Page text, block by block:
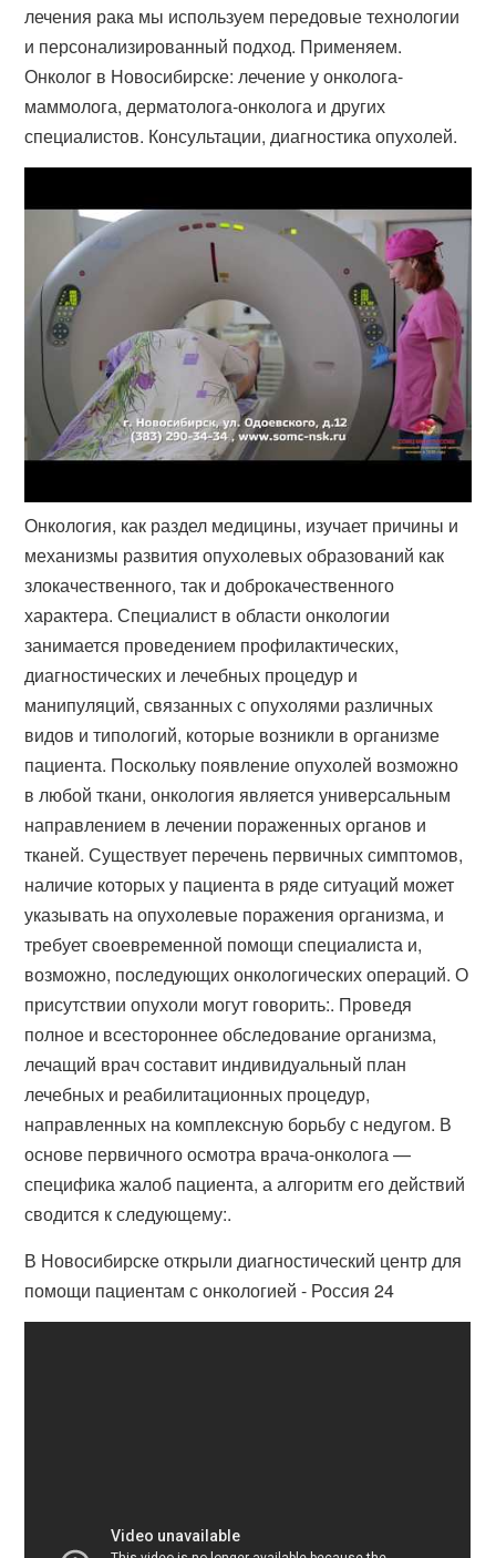
лечения рака мы используем передовые технологии
и персонализированный подход. Применяем.
Онколог в Новосибирске: лечение у онколога-
маммолога, дерматолога-​онколога и других
специалистов. Консультации, диагностика опухолей.
Онкология, как раздел медицины, изучает причины и
механизмы развития опухолевых образований как
злокачественного, так и доброкачественного
характера. Специалист в области онкологии
занимается проведением профилактических,
диагностических и лечебных процедур и
манипуляций, связанных с опухолями различных
видов и типологий, которые возникли в организме
пациента. Поскольку появление опухолей возможно
в любой ткани, онкология является универсальным
направлением в лечении пораженных органов и
тканей. Существует перечень первичных симптомов,
наличие которых у пациента в ряде ситуаций может
указывать на опухолевые поражения организма, и
требует своевременной помощи специалиста и,
возможно, последующих онкологических операций. О
присутствии опухоли могут говорить:. Проведя
полное и всестороннее обследование организма,
лечащий врач составит индивидуальный план
лечебных и реабилитационных процедур,
направленных на комплексную борьбу с недугом. В
основе первичного осмотра врача-онколога —
специфика жалоб пациента, а алгоритм его действий
сводится к следующему:.
В Новосибирске открыли диагностический центр для
помощи пациентам с онкологией - Россия 24